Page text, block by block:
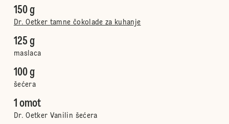
150 g
Dr. Oetker tamne čokolade za kuhanje
125 g
maslaca
100 g
šećera
1 omot
Dr. Oetker Vanilin šećera